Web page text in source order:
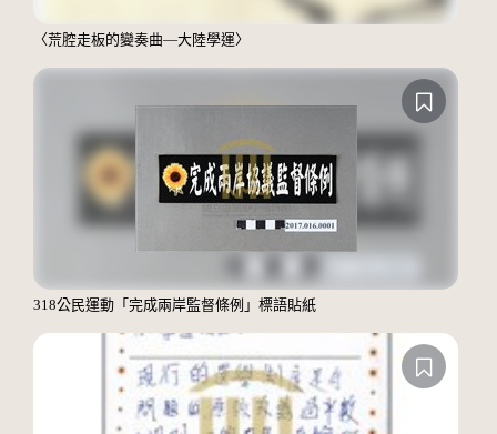
〈荒腔走板的變奏曲—大陸學運〉
318公民運動「完成兩岸監督條例」標語貼紙